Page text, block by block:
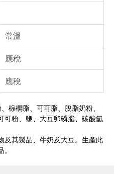
常溫
應稅
應稅
棕櫚脂、可可脂、脫脂奶粉、
可粉、鹽、大豆卵磷脂、碳酸氫
及其製品、牛奶及大豆。生產此